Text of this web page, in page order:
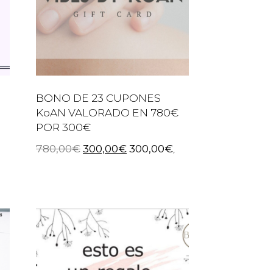
BONO DE 23 CUPONES
KoAN VALORADO EN 780€
POR 300€
780,00€300,00€300,00€,